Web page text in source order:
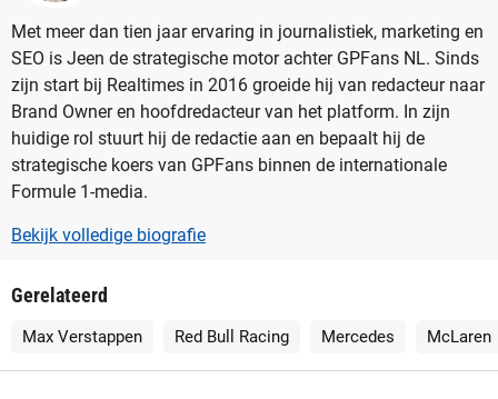
Met meer dan tien jaar ervaring in journalistiek, marketing en
SEO is Jeen de strategische motor achter GPFans NL. Sinds
zijn start bij Realtimes in 2016 groeide hij van redacteur naar
Brand Owner en hoofdredacteur van het platform. In zijn
huidige rol stuurt hij de redactie aan en bepaalt hij de
strategische koers van GPFans binnen de internationale
Formule 1-media.
Bekijk volledige biografie
Gerelateerd
Max Verstappen Red Bull Racing Mercedes McLaren